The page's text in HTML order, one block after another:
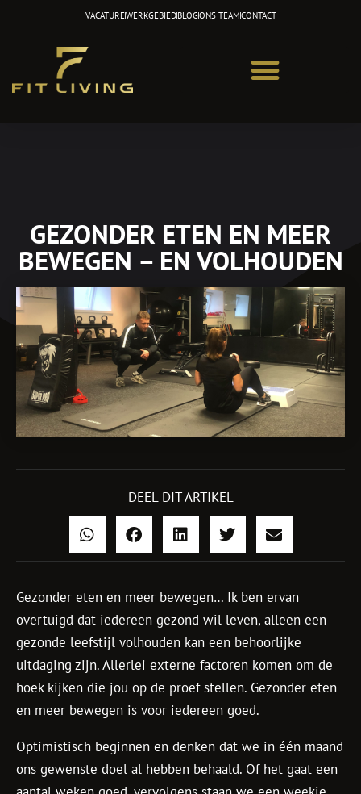
VACATUREWERKGEBIEDBLOGONS TEAMCONTACT
GEZONDER ETEN EN MEER
BEWEGEN – EN VOLHOUDEN
DEEL DIT ARTIKEL
Gezonder eten en meer bewegen… Ik ben ervan
overtuigd dat iedereen gezond wil leven, alleen een
gezonde leefstijl volhouden kan een behoorlijke
uitdaging zijn. Allerlei externe factoren komen om de
hoek kijken die jou op de proef stellen. Gezonder eten
en meer bewegen is voor iedereen goed.
Optimistisch beginnen en denken dat we in één maand
ons gewenste doel al hebben behaald. Of het gaat een